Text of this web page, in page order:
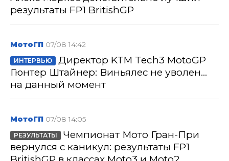
результаты FP1 BritishGP
МотоГП 07/08 14:42
ИНТЕРВЬЮ
Директор KTM Tech3 MotoGP
Гюнтер Штайнер: Виньялес не уволен...
на данный момент
МотоГП 07/08 14:05
РЕЗУЛЬТАТЫ
Чемпионат Мото Гран-При
вернулся с каникул: результаты FP1